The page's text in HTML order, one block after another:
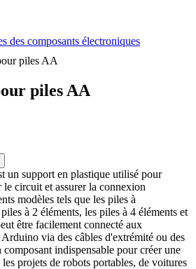
des composants électroniques
piles AA
piles AA
un support en plastique utilisé pour
circuit et assurer la connexion
modèles tels que les piles à
à 2 éléments, les piles à 4 éléments et
être facilement connecté aux
via des câbles d'extrémité ou des
composant indispensable pour créer une
projets de robots portables, de voitures